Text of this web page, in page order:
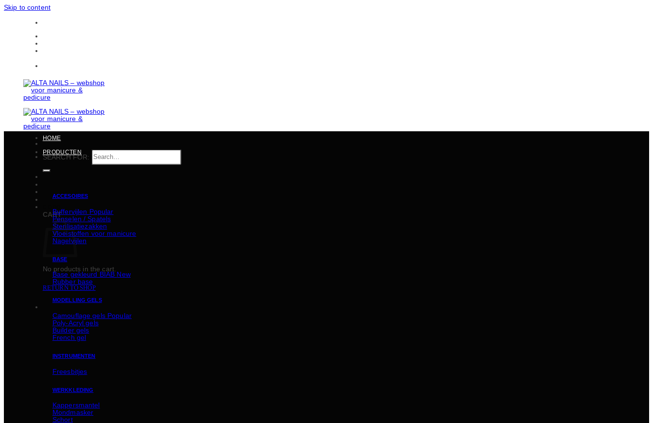
Skip to content
SEARCH FOR:
CART
No products in the cart.
RETURN TO SHOP
HOME
PRODUCTEN
ACCESOIRES
Buffervijlen
Penselen / Spatels
Sterilisatiezakken
Vloeistoffen voor manicure
Nagelvijlen
BASE
Basе gekleurd BIAB
Rubber basе
MODELLING GELS
Camouflage gels
Poly-Acryl gels
Builder gels
French gel
INSTRUMENTEN
Freesbitjes
WERKKLEDING
Kappersmantel
Mondmasker
Schort